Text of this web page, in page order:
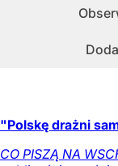
"Polskę drażni
CO PISZĄ NA